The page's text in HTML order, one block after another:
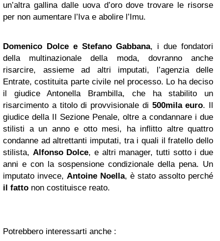
un’altra gallina dalle uova d’oro dove trovare le risorse
per non aumentare l’Iva e abolire l’Imu.
Domenico Dolce e Stefano Gabbana, i due fondatori
della multinazionale della moda, dovranno anche
risarcire, assieme ad altri imputati, l’agenzia delle
Entrate, costituita parte civile nel processo. Lo ha deciso
il giudice Antonella Brambilla, che ha stabilito un
risarcimento a titolo di provvisionale di 500mila euro. Il
giudice della II Sezione Penale, oltre a condannare i due
stilisti a un anno e otto mesi, ha inflitto altre quattro
condanne ad altrettanti imputati, tra i quali il fratello dello
stilista, Alfonso Dolce, e altri manager, tutti sotto i due
anni e con la sospensione condizionale della pena. Un
imputato invece, Antoine Noella, è stato assolto perché
il fatto non costituisce reato.
Potrebbero interessarti anche :